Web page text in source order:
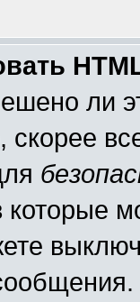
ли
скорее
которые